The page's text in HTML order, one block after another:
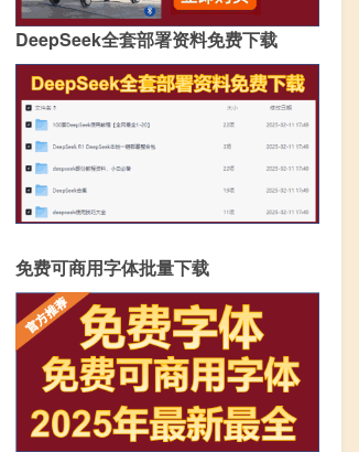
DeepSeek全套部署资料免费下载
免费可商用字体批量下载